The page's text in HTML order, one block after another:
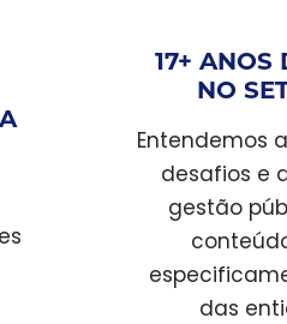
17+ ANOS
NO
Entendemos
desafios e
gestão
das